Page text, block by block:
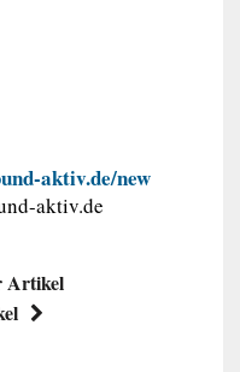
aktiv.de/new
aktiv.de
Artikel